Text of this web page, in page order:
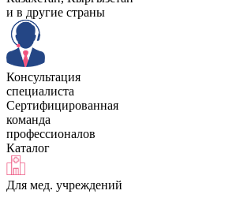
и в другие страны
Консультация
специалиста
Сертифицированная
команда
профессионалов
Каталог
Для мед. учреждений